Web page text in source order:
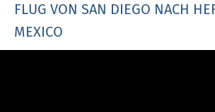
FLUG VON SAN DIEGO NACH
MEXICO